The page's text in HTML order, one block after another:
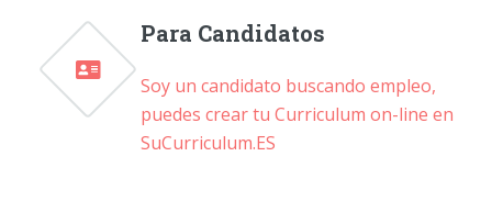
Para Candidatos
Soy un candidato buscando empleo,
puedes crear tu Curriculum on-line en
SuCurriculum.ES